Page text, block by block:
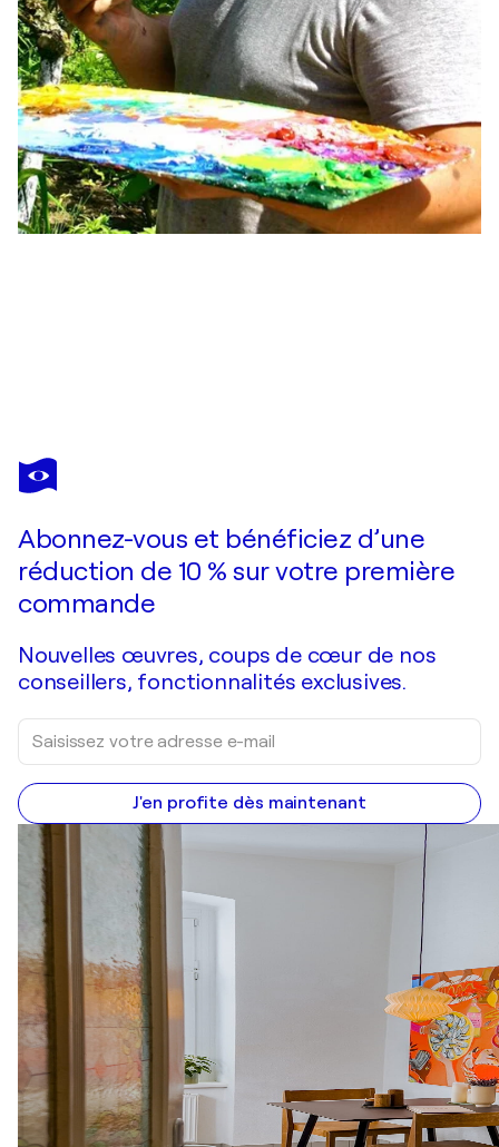
ALEXANDER SHANDOR
Severe Winter
Abonnez-vous et bénéficiez d’une
réduction de 10 % sur votre première
commande
Nouvelles œuvres, coups de cœur de nos
conseillers, fonctionnalités exclusives.
J'en profite dès maintenant